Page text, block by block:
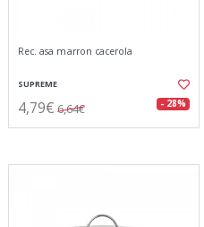
Rec. asa marron cacerola
SUPREME
4,79€ 6,64€ - 28%